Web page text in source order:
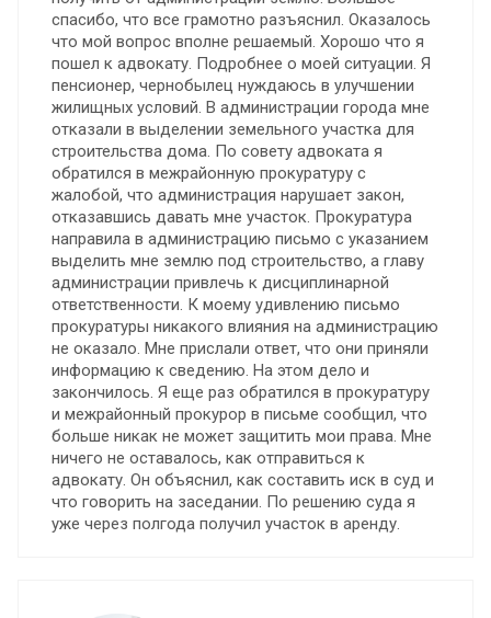
спасибо, что все грамотно разъяснил. Оказалось
что мой вопрос вполне решаемый. Хорошо что я
пошел к адвокату. Подробнее о моей ситуации. Я
пенсионер, чернобылец нуждаюсь в улучшении
жилищных условий. В администрации города мне
отказали в выделении земельного участка для
строительства дома. По совету адвоката я
обратился в межрайонную прокуратуру с
жалобой, что администрация нарушает закон,
отказавшись давать мне участок. Прокуратура
направила в администрацию письмо с указанием
выделить мне землю под строительство, а главу
администрации привлечь к дисциплинарной
ответственности. К моему удивлению письмо
прокуратуры никакого влияния на администрацию
не оказало. Мне прислали ответ, что они приняли
информацию к сведению. На этом дело и
закончилось. Я еще раз обратился в прокуратуру
и межрайонный прокурор в письме сообщил, что
больше никак не может защитить мои права. Мне
ничего не оставалось, как отправиться к
адвокату. Он объяснил, как составить иск в суд и
что говорить на заседании. По решению суда я
уже через полгода получил участок в аренду.